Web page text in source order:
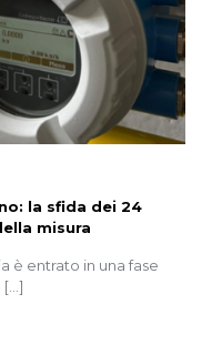
la sfida dei 24
misura
è entrato in una fase
[…]